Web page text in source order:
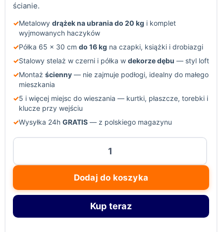
ścianie.
✓Metalowy drążek na ubrania do 20 kg i komplet
wyjmowanych haczyków
✓Półka 65 × 30 cm do 16 kg na czapki, książki i drobiazgi
✓Stalowy stelaż w czerni i półka w dekorze dębu — styl loft
✓Montaż ścienny — nie zajmuje podłogi, idealny do małego
mieszkania
✓5 i więcej miejsc do wieszania — kurtki, płaszcze, torebki i
klucze przy wejściu
✓Wysyłka 24h GRATIS — z polskiego magazynu
ścienny
loft
z
półką
Dodaj do koszyka
Kup teraz